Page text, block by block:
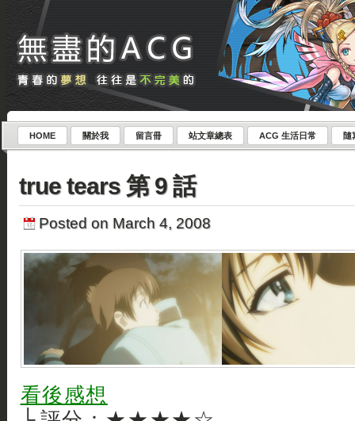
HOME 關於我 留言冊 站文章總表 ACG 生活日常 隨
true tears 第 9 話
Posted on March 4, 2008
看後感想